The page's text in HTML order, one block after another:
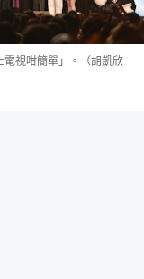
電視咁簡單」。（胡凱欣